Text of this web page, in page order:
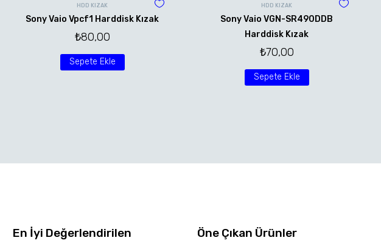
HDD KIZAK
Sony Vaio Vpcf1 Harddisk Kızak
₺80,00
Sepete Ekle
HDD KIZAK
Sony Vaio VGN-SR490DDB
Harddisk Kızak
₺70,00
Sepete Ekle
En İyi Değerlendirilen Öne Çıkan Ürünler